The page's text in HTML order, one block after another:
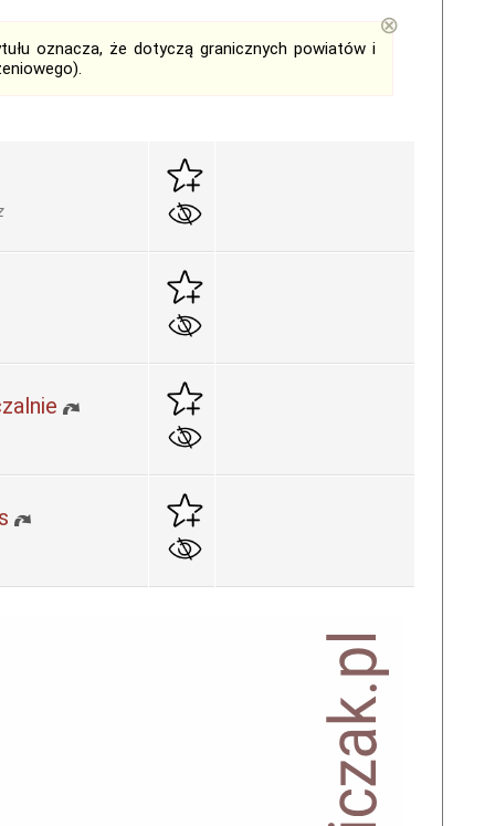
oznacza, że dotyczą granicznych powiatów i
⊗